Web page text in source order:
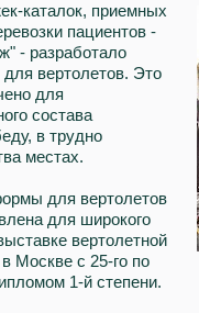
каталок, приемных
пациентов -
- разработало
вертолетов. Это
для
состава
в трудно
местах.
для вертолетов
для широкого
вертолетной
Москве с 25-го по
1-й степени.